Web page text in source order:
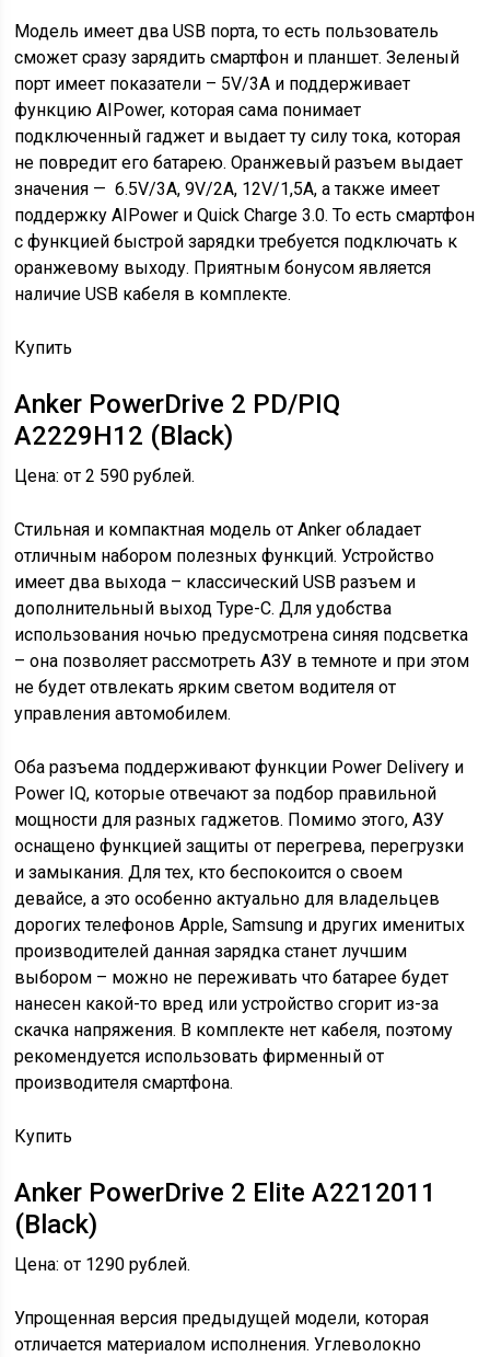
Модель имеет два USB порта, то есть пользователь
сможет сразу зарядить смартфон и планшет. Зеленый
порт имеет показатели – 5V/3A и поддерживает
функцию AIPower, которая сама понимает
подключенный гаджет и выдает ту силу тока, которая
не повредит его батарею. Оранжевый разъем выдает
значения — 6.5V/3A, 9V/2A, 12V/1,5А, а также имеет
поддержку AIPower и Quick Charge 3.0. То есть смартфон
с функцией быстрой зарядки требуется подключать к
оранжевому выходу. Приятным бонусом является
наличие USB кабеля в комплекте.
Купить
Anker PowerDrive 2 PD/PIQ
A2229H12 (Black)
Цена: от 2 590 рублей.
Стильная и компактная модель от Anker обладает
отличным набором полезных функций. Устройство
имеет два выхода – классический USB разъем и
дополнительный выход Type-C. Для удобства
использования ночью предусмотрена синяя подсветка
– она позволяет рассмотреть АЗУ в темноте и при этом
не будет отвлекать ярким светом водителя от
управления автомобилем.
Оба разъема поддерживают функции Power Delivery и
Power IQ, которые отвечают за подбор правильной
мощности для разных гаджетов. Помимо этого, АЗУ
оснащено функцией защиты от перегрева, перегрузки
и замыкания. Для тех, кто беспокоится о своем
девайсе, а это особенно актуально для владельцев
дорогих телефонов Apple, Samsung и других именитых
производителей данная зарядка станет лучшим
выбором – можно не переживать что батарее будет
нанесен какой-то вред или устройство сгорит из-за
скачка напряжения. В комплекте нет кабеля, поэтому
рекомендуется использовать фирменный от
производителя смартфона.
Купить
Anker PowerDrive 2 Elite A2212011
(Black)
Цена: от 1290 рублей.
Упрощенная версия предыдущей модели, которая
отличается материалом исполнения. Углеволокно